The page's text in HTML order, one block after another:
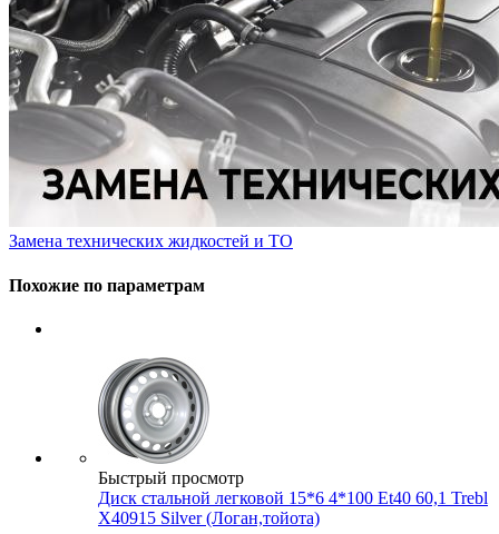
Замена технических жидкостей и ТО
Похожие по параметрам
Быстрый просмотр
Диск стальной легковой 15*6 4*100 Et40 60,1 Trebl
X40915 Silver (Логан,тойота)